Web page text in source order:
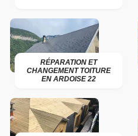
RÉPARATION ET
CHANGEMENT TOITURE
EN ARDOISE 22